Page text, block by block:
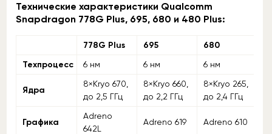
Технические характеристики Qualcomm
Snapdragon 778G Plus, 695, 680 и 480 Plus:
778G Plus 695 680
Техпроцесс
6 нм 6 нм 6 нм
Ядра
8×Kryo 670,
до 2,5 ГГц
8×Kryo 660,
до 2,2 ГГц
8×Kryo 265,
до 2,4 ГГц
Графика
Adreno
642L
Adreno 619 Adreno 610